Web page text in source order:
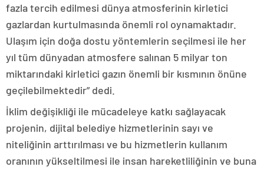
fazla tercih edilmesi dünya atmosferinin kirletici
gazlardan kurtulmasında önemli rol oynamaktadır.
Ulaşım için doğa dostu yöntemlerin seçilmesi ile her
yıl tüm dünyadan atmosfere salınan 5 milyar ton
miktarındaki kirletici gazın önemli bir kısmının önüne
geçilebilmektedir” dedi.
İklim değişikliği ile mücadeleye katkı sağlayacak
projenin, dijital belediye hizmetlerinin sayı ve
niteliğinin arttırılması ve bu hizmetlerin kullanım
oranının yükseltilmesi ile insan hareketliliğinin ve buna